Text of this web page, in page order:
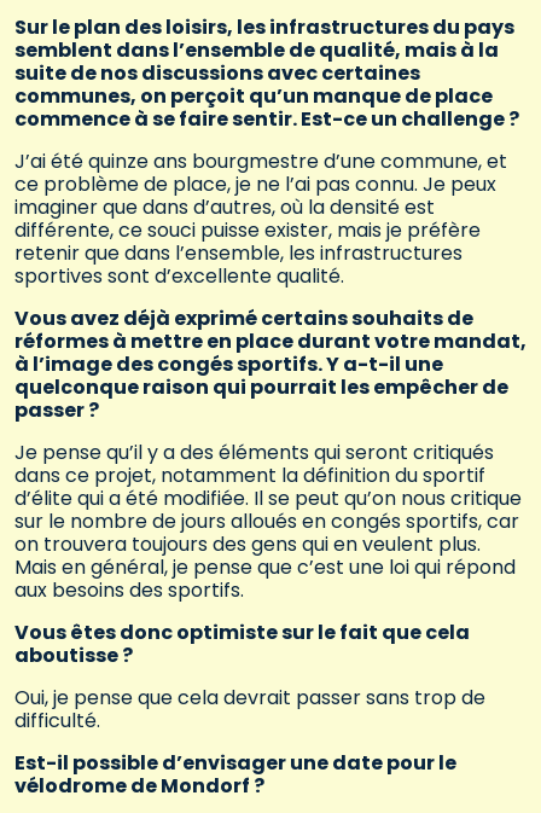
Sur le plan des loisirs, les infrastructures du pays
semblent dans l’ensemble de qualité, mais à la
suite de nos discussions avec certaines
communes, on perçoit qu’un manque de place
commence à se faire sentir. Est-ce un challenge ?
J’ai été quinze ans bourgmestre d’une commune, et
ce problème de place, je ne l’ai pas connu. Je peux
imaginer que dans d’autres, où la densité est
différente, ce souci puisse exister, mais je préfère
retenir que dans l’ensemble, les infrastructures
sportives sont d’excellente qualité.
Vous avez déjà exprimé certains souhaits de
réformes à mettre en place durant votre mandat,
à l’image des congés sportifs. Y a-t-il une
quelconque raison qui pourrait les empêcher de
passer ?
Je pense qu’il y a des éléments qui seront critiqués
dans ce projet, notamment la définition du sportif
d’élite qui a été modifiée. Il se peut qu’on nous critique
sur le nombre de jours alloués en congés sportifs, car
on trouvera toujours des gens qui en veulent plus.
Mais en général, je pense que c’est une loi qui répond
aux besoins des sportifs.
Vous êtes donc optimiste sur le fait que cela
aboutisse ?
Oui, je pense que cela devrait passer sans trop de
difficulté.
Est-il possible d’envisager une date pour le
vélodrome de Mondorf ?